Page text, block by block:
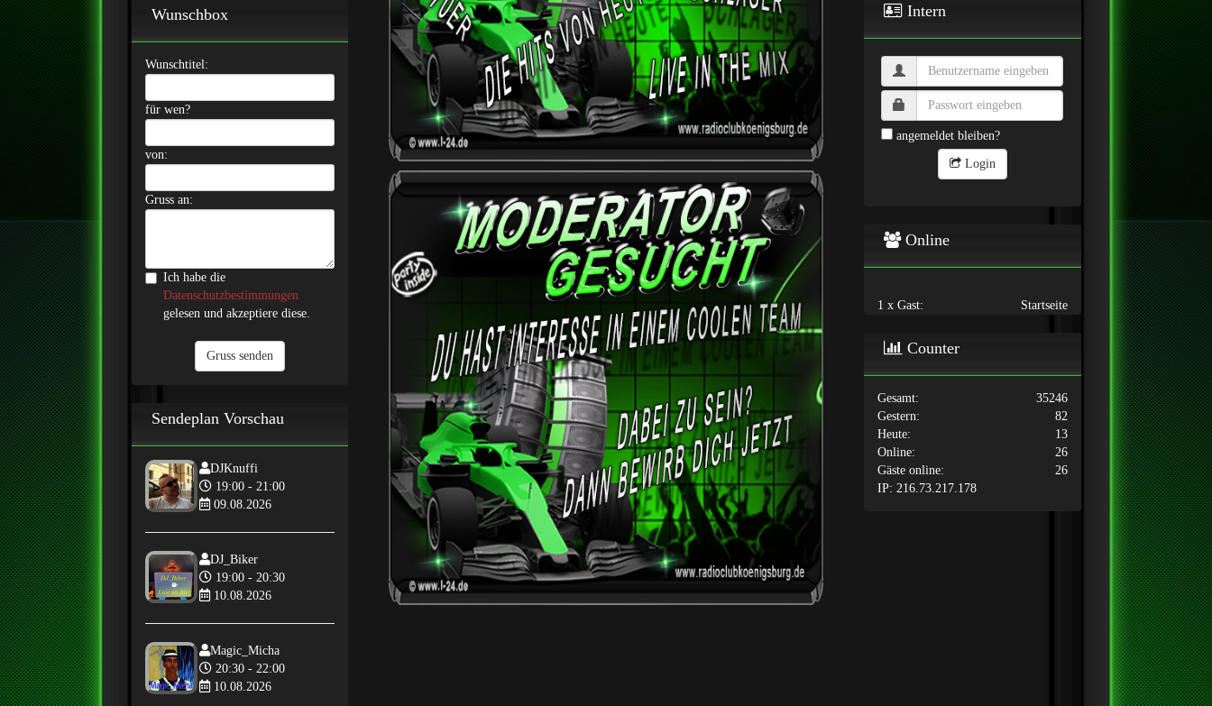
Wunschbox
Wunschtitel:
für wen?
von:
Gruss an:
Ich habe die
Datenschutzbestimmungen
gelesen und akzeptiere diese.
Gruss senden
Sendeplan Vorschau
DJKnuffi
19:00 - 21:00
09.08.2026
DJ_Biker
19:00 - 20:30
10.08.2026
Magic_Micha
20:30 - 22:00
10.08.2026
Intern
angemeldet bleiben?
Login
Online
1 x Gast: Startseite
Counter
Gesamt:
35246
Gestern:
82
Heute:
13
Online:
26
Gäste online:
26
IP: 216.73.217.178